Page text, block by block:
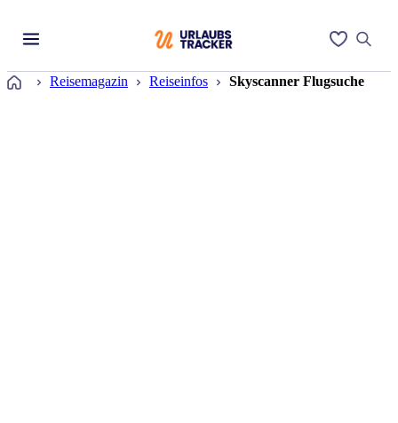
Startseite
Reisemagazin Reiseinfos Skyscanner Flugsuche